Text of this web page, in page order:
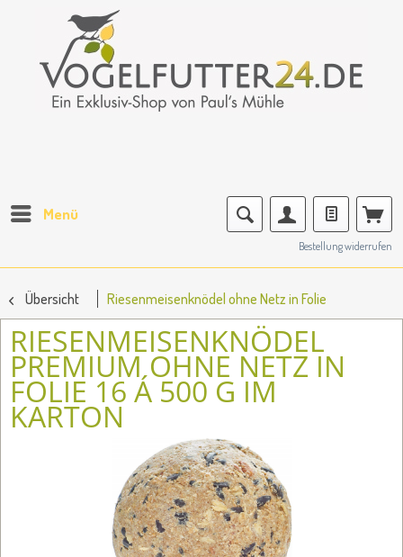
Menü
Bestellung widerrufen
Übersicht Riesenmeisenknödel ohne Netz in Folie
RIESENMEISENKNÖDEL
PREMIUM OHNE NETZ IN
FOLIE 16 Á 500 G IM
KARTON